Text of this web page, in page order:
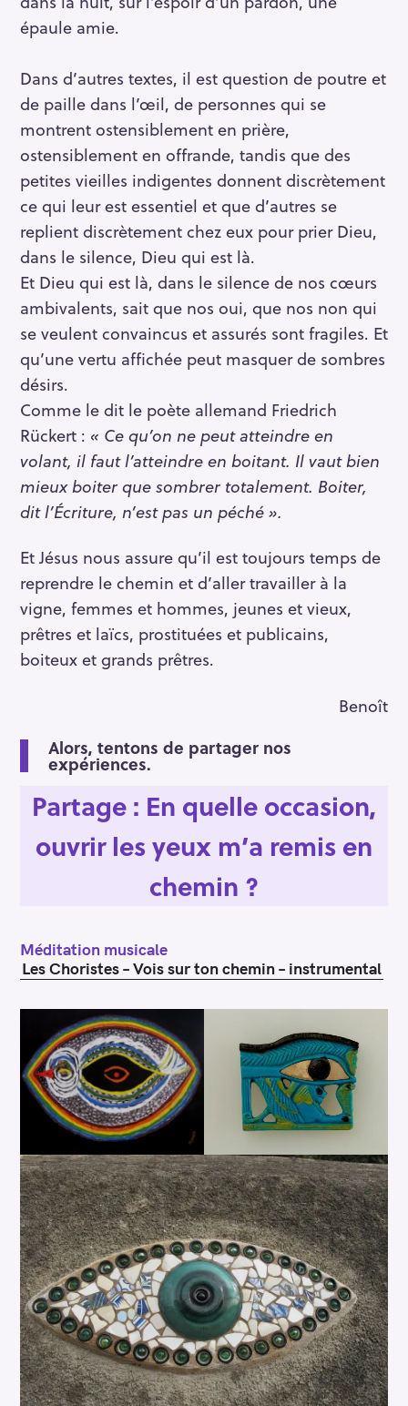
épaule amie.
Dans d’autres textes, il est question de poutre et
de paille dans l’œil, de personnes qui se
montrent ostensiblement en prière,
ostensiblement en offrande, tandis que des
petites vieilles indigentes donnent discrètement
ce qui leur est essentiel et que d’autres se
replient discrètement chez eux pour prier Dieu,
dans le silence, Dieu qui est là.
Et Dieu qui est là, dans le silence de nos cœurs
ambivalents, sait que nos oui, que nos non qui
se veulent convaincus et assurés sont fragiles. Et
qu’une vertu affichée peut masquer de sombres
désirs.
Comme le dit le poète allemand Friedrich
Rückert : « Ce qu’on ne peut atteindre en
volant, il faut l’atteindre en boitant. Il vaut bien
mieux boiter que sombrer totalement. Boiter,
dit l’Écriture, n’est pas un péché ».
Et Jésus nous assure qu’il est toujours temps de
reprendre le chemin et d’aller travailler à la
vigne, femmes et hommes, jeunes et vieux,
prêtres et laïcs, prostituées et publicains,
boiteux et grands prêtres.
Benoît
Alors, tentons de partager nos
expériences.
Partage : En quelle occasion,
ouvrir les yeux m’a remis en
chemin ?
Méditation musicale
Les Choristes – Vois sur ton chemin – instrumental
e
e
r